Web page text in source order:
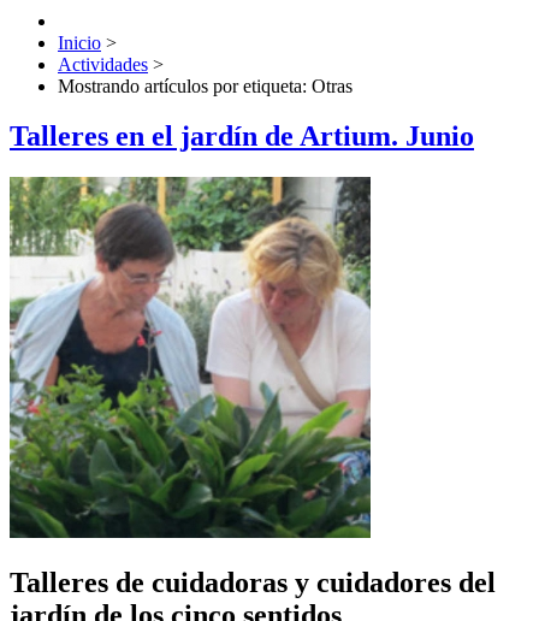
Inicio >
Actividades >
Mostrando artículos por etiqueta: Otras
Talleres en el jardín de Artium. Junio
Talleres de cuidadoras y cuidadores del